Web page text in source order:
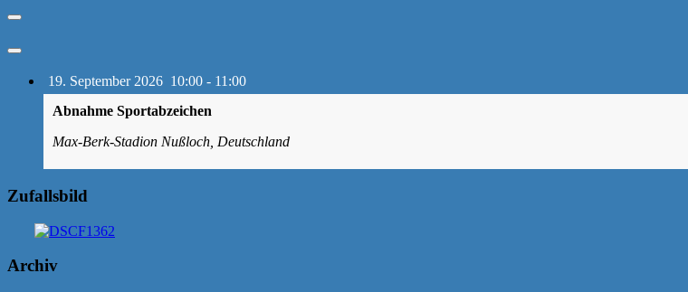
19. September 2026 10:00 - 11:00
Abnahme Sportabzeichen
Max-Berk-Stadion Nußloch, Deutschland
Zufallsbild
Archiv